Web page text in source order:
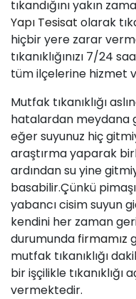
tıkandığını yakın
Yapı Tesisat olarak
hiçbir yere zarar
tıkanıklığınızı 7/24
tüm ilçelerine hizmet
Mutfak tıkanıklığı
hatalardan meydana
eğer suyunuz hiç
araştırma yaparak
ardından su yine
basabilir.Çünkü
yabancı cisim suyun
kendini her zaman
durumunda firmamız
mutfak tıkanıklığı
bir işçilikle
vermektedir.